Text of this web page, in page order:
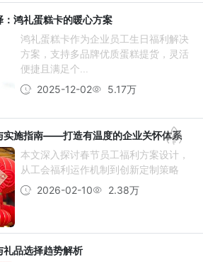
鸿礼蛋糕卡的暖心方案
鸿礼蛋糕卡作为企业员工生日福利解决
方案，支持多品牌优质蛋糕提货，灵活
便捷且满足个...
2025-12-02
5.17万
实施指南——打造有温度的企业关怀体系
本文深入探讨春节员工福利方案设计，
从工会福利运作机制到创新定制策略
2026-02-10
2.38万
品选择趋势解析